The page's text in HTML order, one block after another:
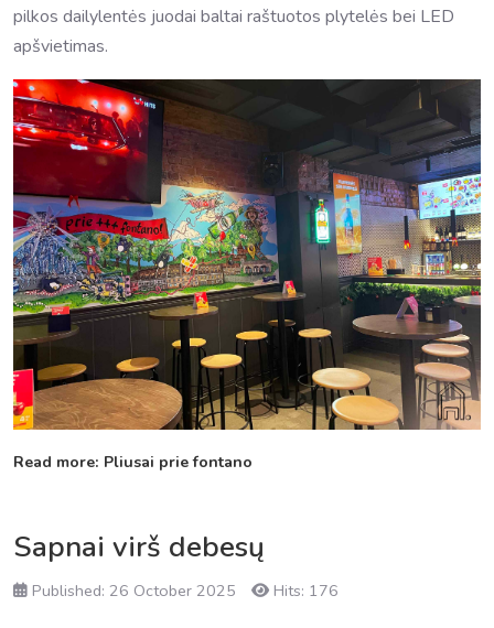
pilkos dailylentės juodai baltai raštuotos plytelės bei LED
apšvietimas.
Read more: Pliusai prie fontano
Sapnai virš debesų
Published: 26 October 2025 Hits: 176